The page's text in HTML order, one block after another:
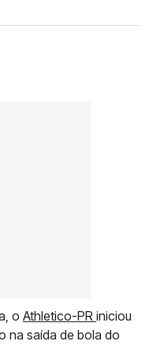
o Athletico-PR iniciou
na saída de bola do